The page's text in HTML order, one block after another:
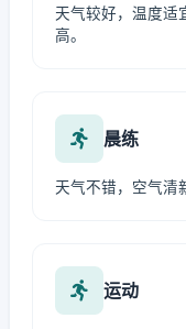
天气较好，温度适
高。
晨练
天气不错，空气清
运动